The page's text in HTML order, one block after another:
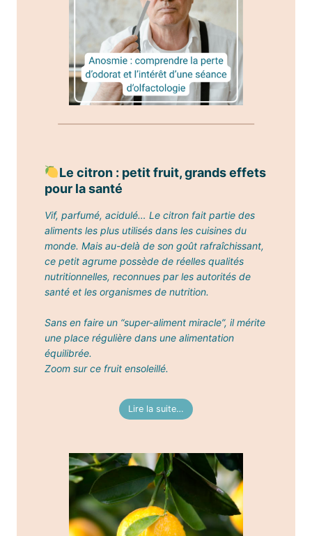
Le citron : petit fruit, grands effets
pour la santé
Vif, parfumé, acidulé… Le citron fait partie des
aliments les plus utilisés dans les cuisines du
monde. Mais au-delà de son goût rafraîchissant,
ce petit agrume possède de réelles qualités
nutritionnelles, reconnues par les autorités de
santé et les organismes de nutrition.
Sans en faire un “super-aliment miracle”, il mérite
une place régulière dans une alimentation
équilibrée.
Zoom sur ce fruit ensoleillé.
Lire la suite…